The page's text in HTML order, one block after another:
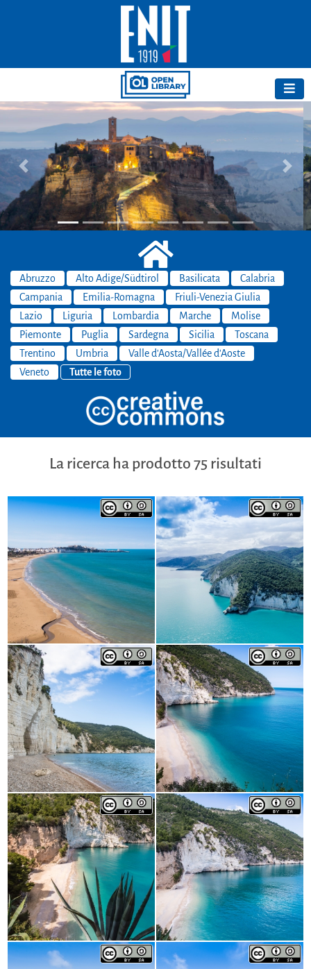
Previous Next
Abruzzo Alto Adige/Südtirol Basilicata
Calabria
Campania
Emilia-Romagna
Friuli-Venezia Giulia
Lazio
Liguria Lombardia Marche
Molise
Piemonte
Puglia Sardegna Sicilia
Toscana
Trentino
Umbria
Valle d'Aosta/Vallée d'Aoste
Veneto
Tutte le foto
La ricerca ha prodotto 75 risultati